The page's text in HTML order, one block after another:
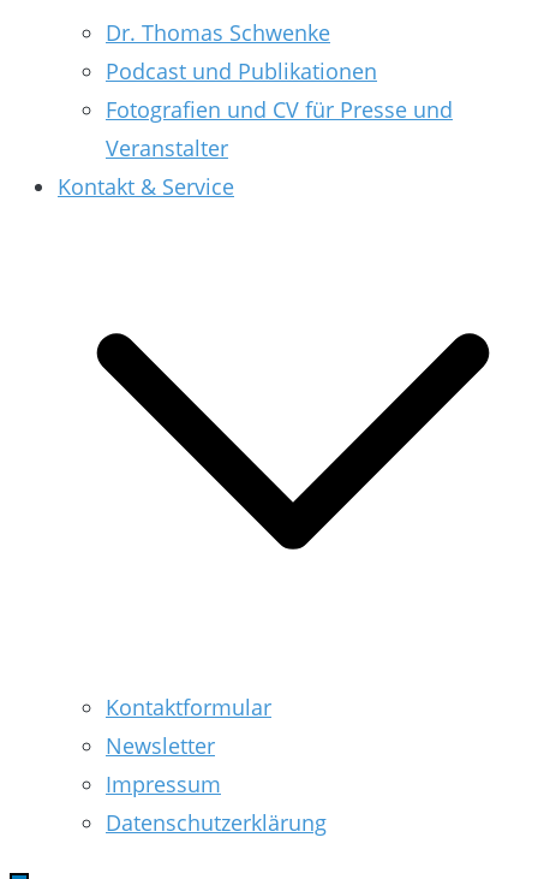
Dr. Thomas Schwenke
Podcast und Publikationen
Fotografien und CV für Presse und
Veranstalter
Kontakt & Service
Kontaktformular
Newsletter
Impressum
Datenschutzerklärung